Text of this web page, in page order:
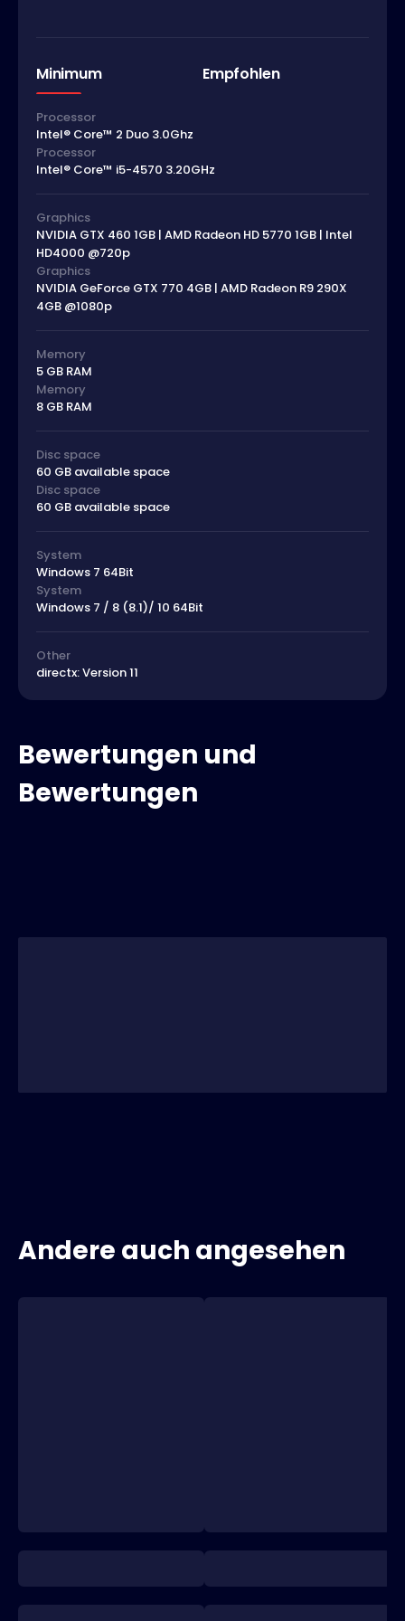
Minimum Empfohlen
Processor
Intel® Core™ 2 Duo 3.0Ghz
Processor
Intel® Core™ i5-4570 3.20GHz
Graphics
NVIDIA GTX 460 1GB | AMD Radeon HD 5770 1GB | Intel
HD4000 @720p
Graphics
NVIDIA GeForce GTX 770 4GB | AMD Radeon R9 290X
4GB @1080p
Memory
5 GB RAM
Memory
8 GB RAM
Disc space
60 GB available space
Disc space
60 GB available space
System
Windows 7 64Bit
System
Windows 7 / 8 (8.1)/ 10 64Bit
Other
directx: Version 11
Bewertungen und
Bewertungen
Andere auch angesehen